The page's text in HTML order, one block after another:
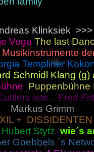
Klinksiek >>>
Vega The last
Musikinstrumente
Templiner
Schmidl Klang (g)
Puppenbühne
site .. Fred
Markus Grimm
+ DISSIDENTEN
Stytz wie´s
Goebbels ´s